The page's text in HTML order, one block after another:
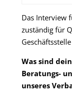
Das Interview
zuständig für
Was sind
Beratungs-
unseres